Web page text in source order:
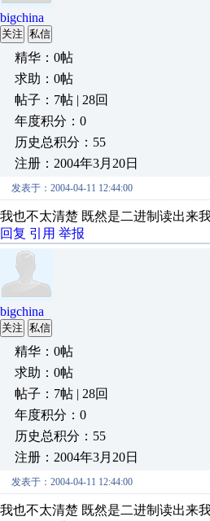
bigchina
关注 私信
精华：0帖
求助：0帖
帖子：7帖 | 28回
年度积分：0
历史总积分：55
注册：2004年3月20日
发表于：2004-04-11 12:44:00
我也不太清楚 既然是二进制读出来
回复 引用 举报
bigchina
关注 私信
精华：0帖
求助：0帖
帖子：7帖 | 28回
年度积分：0
历史总积分：55
注册：2004年3月20日
发表于：2004-04-11 12:44:00
我也不太清楚 既然是二进制读出来